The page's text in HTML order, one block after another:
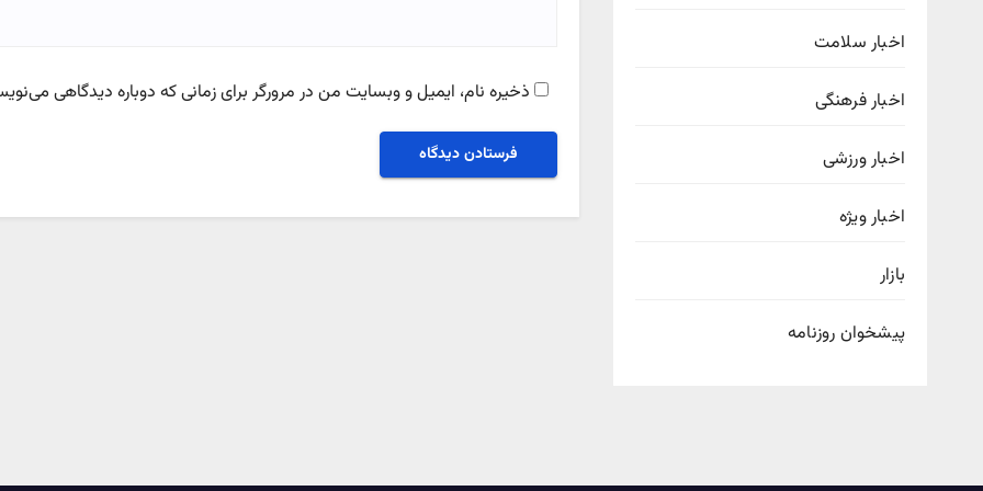
اخبار سلامت
اخبار فرهنگی
اخبار ورزشی
اخبار ویژه
بازار
پیشخوان روزنامه
ذخیره نام، ایمیل و وبسایت من در مرورگر برای زمانی که دوباره دیدگاهی